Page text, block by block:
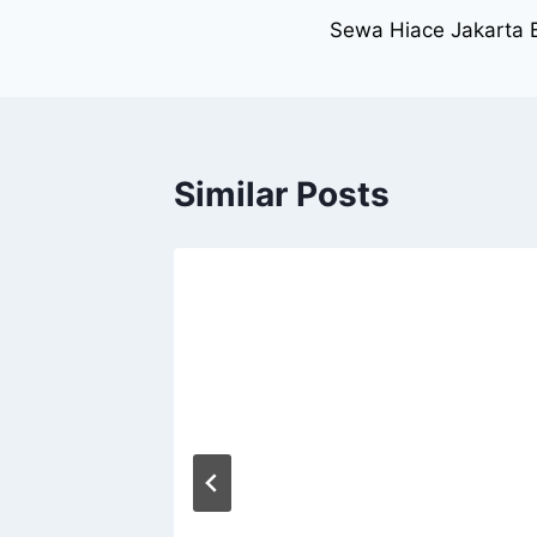
navigation
Sewa Hiace Jakarta
Similar Posts